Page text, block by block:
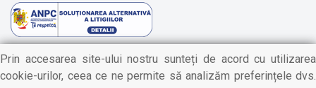
Prin accesarea site-ului nostru sunteți de acord cu utilizarea
cookie-urilor, ceea ce ne permite să analizăm preferințele dvs.